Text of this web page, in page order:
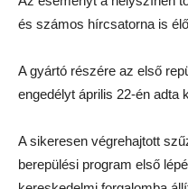
és számos hírcsatorna is
A gyártó részére az első
engedélyt április 22-én adta
A sikeresen végrehajtott
berepülési program első